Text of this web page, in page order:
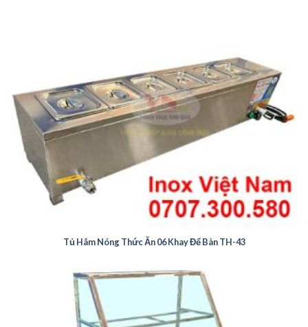
Tủ Hâm Nóng Thức Ăn 06 Khay Để Bàn TH-43